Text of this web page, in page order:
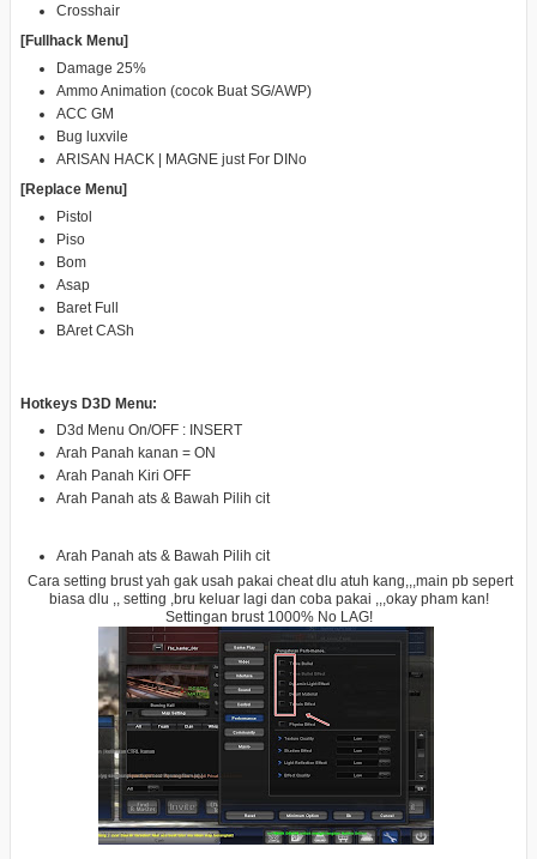
Crosshair
[Fullhack Menu]
Damage 25%
Ammo Animation (cocok Buat SG/AWP)
ACC GM
Bug luxvile
ARISAN HACK | MAGNE just For DINo
[Replace Menu]
Pistol
Piso
Bom
Asap
Baret Full
BAret CASh
Hotkeys D3D Menu:
D3d Menu On/OFF : INSERT
Arah Panah kanan = ON
Arah Panah Kiri OFF
Arah Panah ats & Bawah Pilih cit
Arah Panah ats & Bawah Pilih cit
Cara setting brust yah gak usah pakai cheat dlu atuh kang,,,main pb sepert
biasa dlu ,, setting ,bru keluar lagi dan coba pakai ,,,okay pham kan!
Settingan brust 1000% No LAG!